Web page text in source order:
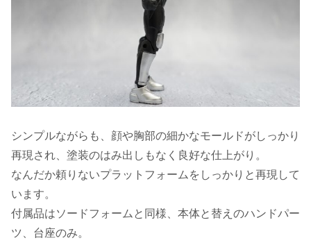
シンプルながらも、顔や胸部の細かなモールドがしっかり
再現され、塗装のはみ出しもなく良好な仕上がり。
なんだか頼りないプラットフォームをしっかりと再現して
います。
付属品はソードフォームと同様、本体と替えのハンドパー
ツ、台座のみ。